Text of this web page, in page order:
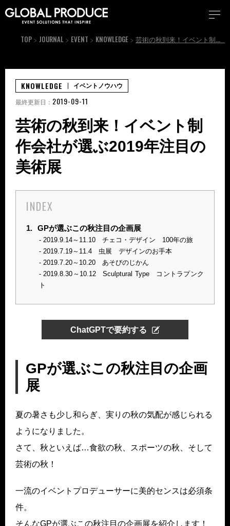
TOP JOURNAL EVENT KNOWLEDGE 芸術の秋到来！イベント制作会社が選ぶ2019年注目の美術展
芸術の秋到来！イベント制
作会社が選ぶ2019年注目の
美術展
INDEX
1. GPが選ぶこの秋注目の企画展
2019.9.14～11.10 チェコ・デザイン 100年の旅
2019.7.19～11.4 虫展 デザインのお手本
2019.7.20～10.20 あそびのじかん
2019.8.30～10.12 Sculptural Type コントラプンク
ト
ChatGPTで要約する
GPが選ぶこの秋注目の企画
展
夏の暑さも少し和らぎ、実りの秋の気配が感じられる
ようになりました。
さて、秋といえば…食欲の秋、スポーツの秋、そして
芸術の秋！
一流のイベントプロデューサーに美的センスは必須条
件。
そんなGPが選ぶこの秋注目の企画展を紹介します！
KNOWLEDGE イベントノウハウ
最終更新日： 2019-09-11